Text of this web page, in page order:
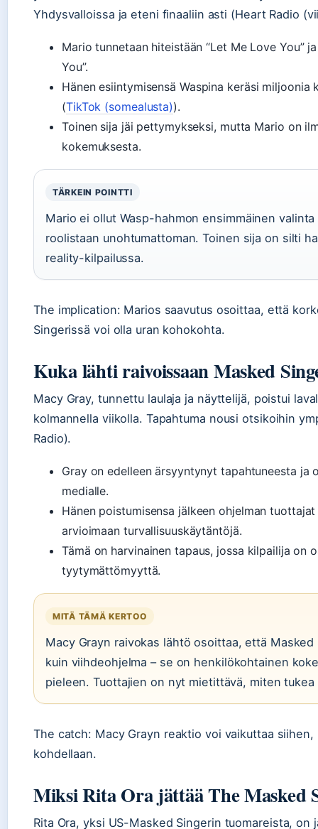
Yhdysvalloissa ja eteni finaaliin asti (Heart Radio
Mario tunnetaan hiteistään “Let Me Love You”
You”.
Hänen esiintymisensä Waspina keräsi miljoonia
(TikTok (somealusta)).
Toinen sija jäi pettymykseksi, mutta Mario on
kokemuksesta.
TÄRKEIN POINTTI
Mario ei ollut Wasp-hahmon ensimmäinen
roolistaan unohtumattoman. Toinen sija on silti
reality-kilpailussa.
The implication: Marios saavutus osoittaa, että
Singerissä voi olla uran kohokohta.
Kuka lähti raivoissaan Masked
Macy Gray, tunnettu laulaja ja näyttelijä, poistui
kolmannella viikolla. Tapahtuma nousi otsikoihin
Radio).
Gray on edelleen ärsyyntynyt tapahtuneesta ja
medialle.
Hänen poistumisensa jälkeen ohjelman
arvioimaan turvallisuuskäytäntöjä.
Tämä on harvinainen tapaus, jossa kilpailija on
tyytymättömyyttä.
MITÄ TÄMÄ KERTOO
Macy Grayn raivokas lähtö osoittaa, että
kuin viihdeohjelma – se on henkilökohtainen
pieleen. Tuottajien on nyt mietittävä, miten
The catch: Macy Grayn reaktio voi vaikuttaa
kohdellaan.
Miksi Rita Ora jättää The Masked
Rita Ora, yksi US-Masked Singerin tuomareista, on